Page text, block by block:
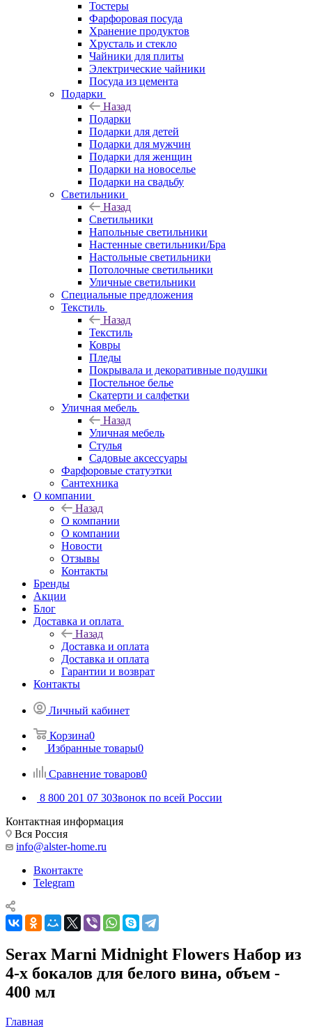
Тостеры
Фарфоровая посуда
Хранение продуктов
Хрусталь и стекло
Чайники для плиты
Электрические чайники
Посуда из цемента
Подарки
Назад
Подарки
Подарки для детей
Подарки для мужчин
Подарки для женщин
Подарки на новоселье
Подарки на свадьбу
Светильники
Назад
Светильники
Напольные светильники
Настенные светильники/Бра
Настольные светильники
Потолочные светильники
Уличные светильники
Специальные предложения
Текстиль
Назад
Текстиль
Ковры
Пледы
Покрывала и декоративные подушки
Постельное белье
Скатерти и салфетки
Уличная мебель
Назад
Уличная мебель
Стулья
Садовые аксессуары
Фарфоровые статуэтки
Сантехника
О компании
Назад
О компании
О компании
Новости
Отзывы
Контакты
Бренды
Акции
Блог
Доставка и оплата
Назад
Доставка и оплата
Доставка и оплата
Гарантии и возврат
Контакты
Личный кабинет
Корзина0
Избранные товары0
Сравнение товаров0
8 800 201 07 30Звонок по всей России
Контактная информация
Вся Россия
info@alster-home.ru
Вконтакте
Telegram
Serax Marni Midnight Flowers Набор из
4-х бокалов для белого вина, объем -
400 мл
Главная